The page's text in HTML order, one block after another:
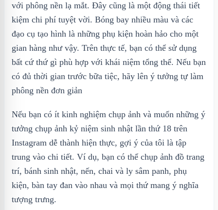
với phông nền lạ mắt. Đây cũng là một động thái tiết
kiệm chi phí tuyệt vời. Bóng bay nhiều màu và các
đạo cụ tạo hình là những phụ kiện hoàn hảo cho một
gian hàng như vậy. Trên thực tế, bạn có thể sử dụng
bất cứ thứ gì phù hợp với khái niệm tổng thể. Nếu bạn
có đủ thời gian trước bữa tiệc, hãy lên ý tưởng tự làm
phông nền đơn giản
Nếu bạn có ít kinh nghiệm chụp ảnh và muốn những ý
tưởng chụp ảnh kỷ niệm sinh nhật lần thứ 18 trên
Instagram dễ thành hiện thực, gợi ý của tôi là tập
trung vào chi tiết. Ví dụ, bạn có thể chụp ảnh đồ trang
trí, bánh sinh nhật, nến, chai và ly sâm panh, phụ
kiện, bàn tay đan vào nhau và mọi thứ mang ý nghĩa
tượng trưng.